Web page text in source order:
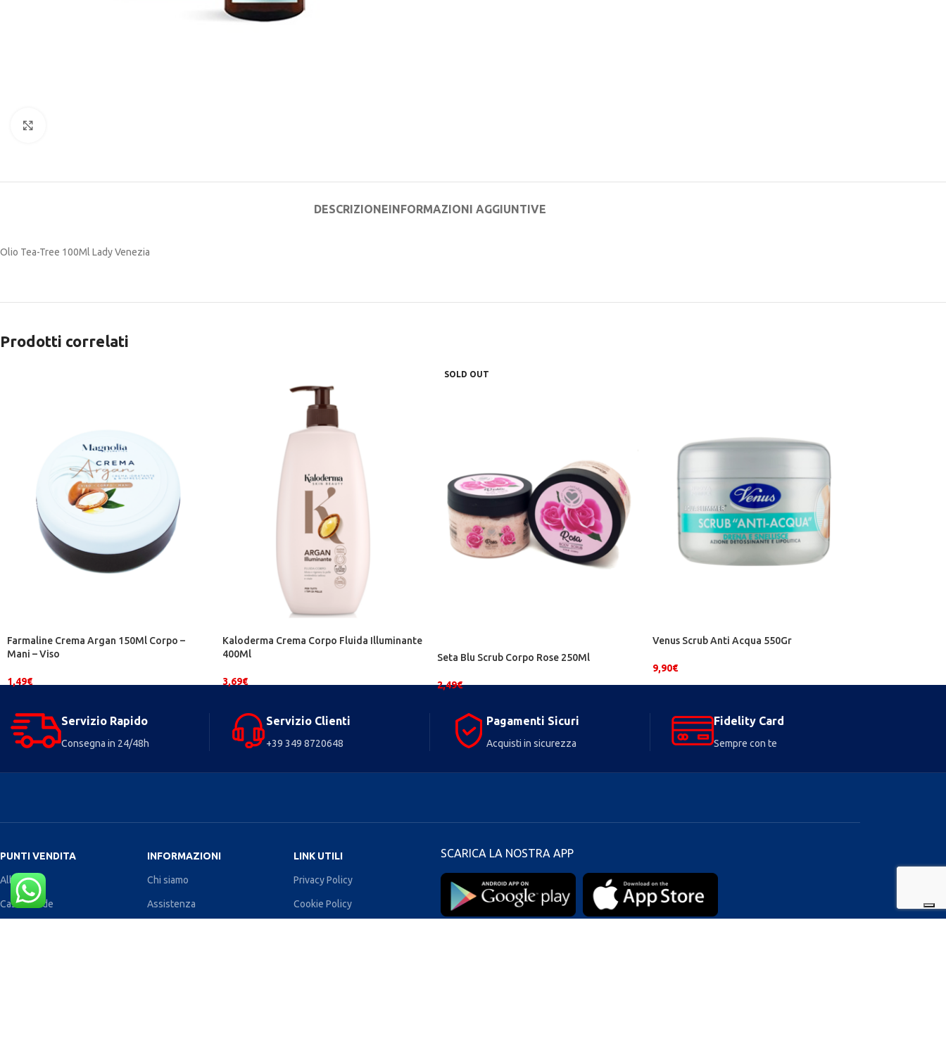
DESCRIZIONEINFORMAZIONI AGGIUNTIVE
Olio Tea-Tree 100Ml Lady Venezia
Prodotti correlati
Farmaline Crema Argan 150Ml Corpo –
Mani – Viso
1,49€
Kaloderma Crema Corpo Fluida Illuminante
400Ml
3,69€
SOLD OUT
Seta Blu Scrub Corpo Rose 250Ml
2,49€
Venus Scrub Anti Acqua 550Gr
9,90€
Servizio Rapido
Consegna in 24/48h
Servizio Clienti
+39 349 8720648
Pagamenti Sicuri
Acquisti in sicurezza
Fidelity Card
Sempre con te
PUNTI VENDITA
Albano
Castelverde
INFORMAZIONI
Chi siamo
Assistenza
LINK UTILI
Privacy Policy
Cookie Policy
SCARICA LA NOSTRA APP